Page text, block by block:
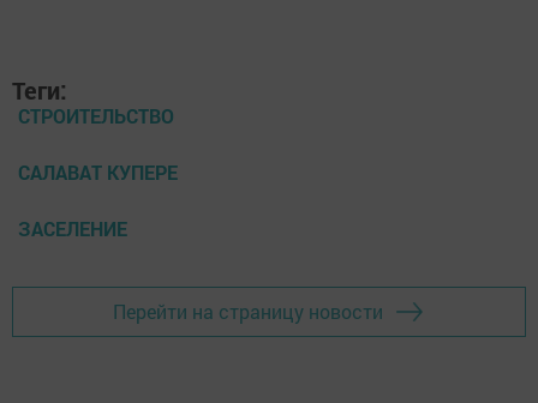
Теги:
СТРОИТЕЛЬСТВО
САЛАВАТ КУПЕРЕ
ЗАСЕЛЕНИЕ
Перейти на страницу новости